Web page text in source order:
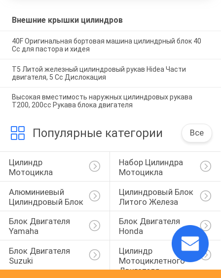
Внешние крышки цилиндров
40F Оригинальная бортовая машина цилиндрный блок 40
Cc для пастора и хидея
T5 Литой железный цилиндровый рукав Hidea Части
двигателя, 5 Cc Дислокация
Высокая вместимость наружных цилиндровых рукава
T200, 200cc Рукава блока двигателя
Популярные категории Все
Цилиндр
Мотоцикла
Набор Цилиндра
Мотоцикла
Алюминиевый
Цилиндровый Блок
Цилиндровый Блок
Литого Железа
Блок Двигателя
Yamaha
Блок Двигателя
Honda
Блок Двигателя
Suzuki
Цилиндр
Мотоциклетного
Двигателя